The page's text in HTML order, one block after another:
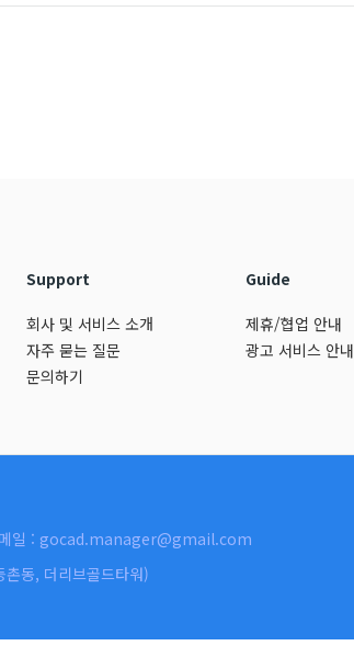
Support
회사 및 서비스 소개
자주 묻는 질문
문의하기
Guide
제휴/협업 안내
광고 서비스 안내
메일 : gocad.manager@gmail.com
동, 더리브골드타워)